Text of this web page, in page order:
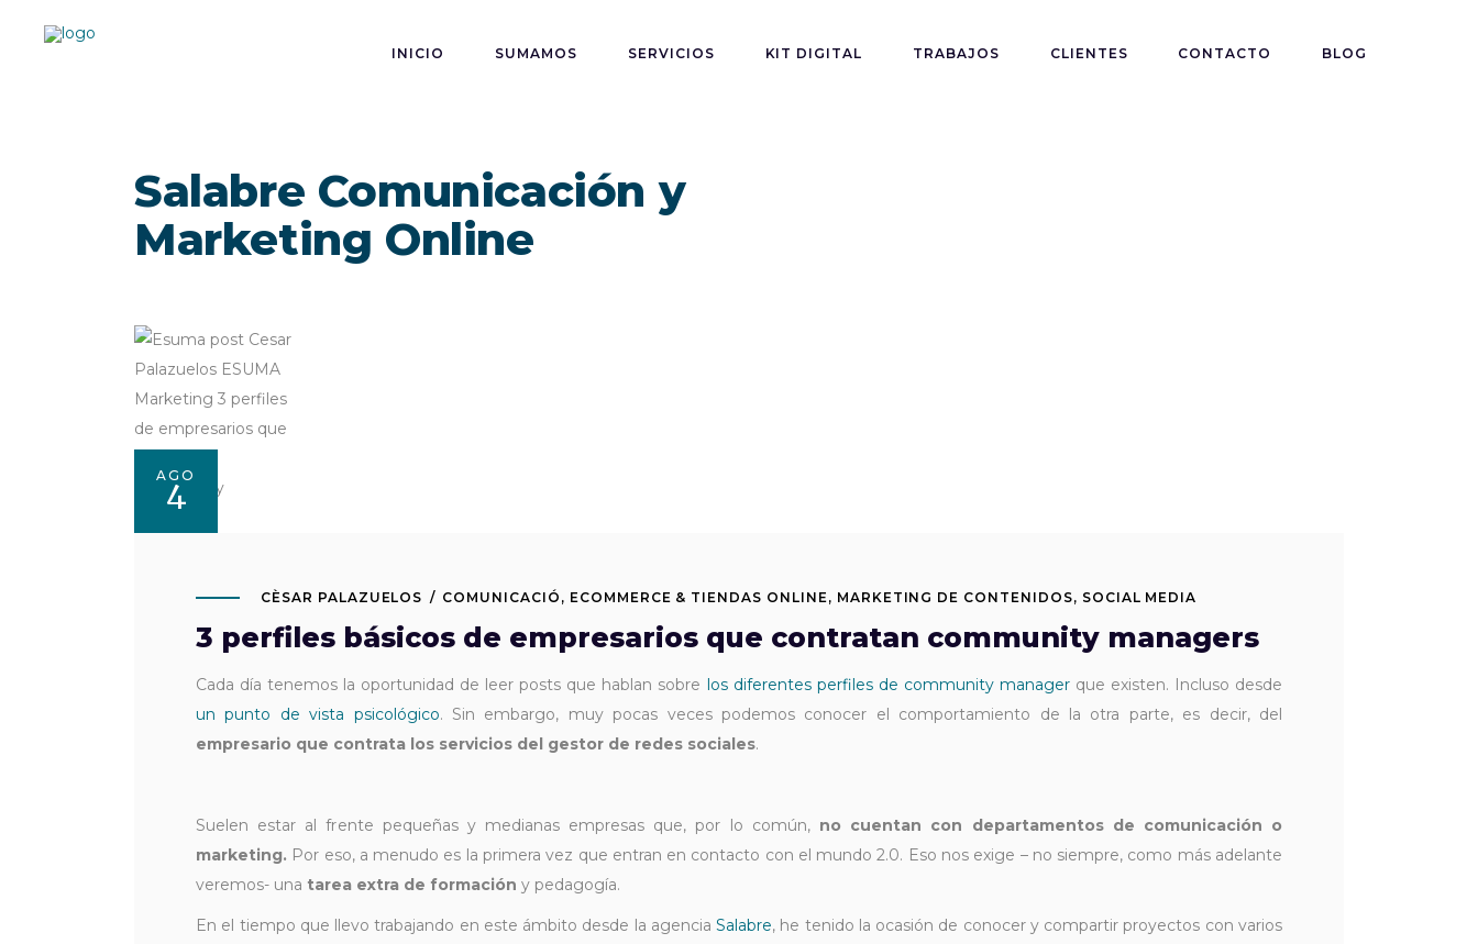
INICIO SUMAMOS SERVICIOS KIT DIGITAL TRABAJOS CLIENTES CONTACTO BLOG
Salabre Comunicación y
Marketing Online
AGO
4
CÈSAR PALAZUELOS COMUNICACIÓ , ECOMMERCE & TIENDAS ONLINE, MARKETING DE CONTENIDOS, SOCIAL MEDIA
3 perfiles básicos de empresarios que contratan community managers
Cada día tenemos la oportunidad de leer posts que hablan sobre los diferentes perfiles de community managerque existen. Incluso desde
un punto de vista psicológico. Sin embargo, muy pocas veces podemos conocer el comportamiento de la otra parte, es decir, del
empresario que contrata los servicios del gestor de redes sociales.
Suelen estar al frente pequeñas y medianas empresas que, por lo común, no cuentan con departamentos de comunicación o
marketing. Por eso, a menudo es la primera vez que entran en contacto con el mundo 2.0. Eso nos exige – no siempre, como más adelante
veremos- una tarea extra de formación y pedagogía.
En el tiempo que llevo trabajando en este ámbito desde la agenciaSalabre, he tenido la ocasión de conocer y compartir proyectos con varios